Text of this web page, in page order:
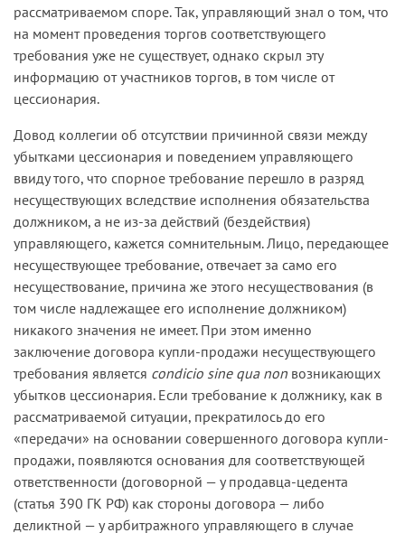
рассматриваемом споре. Так, управляющий знал о том, что
на момент проведения торгов соответствующего
требования уже не существует, однако скрыл эту
информацию от участников торгов, в том числе от
цессионария.
Довод коллегии об отсутствии причинной связи между
убытками цессионария и поведением управляющего
ввиду того, что спорное требование перешло в разряд
несуществующих вследствие исполнения обязательства
должником, а не из-за действий (бездействия)
управляющего, кажется сомнительным. Лицо, передающее
несуществующее требование, отвечает за само его
несуществование, причина же этого несуществования (в
том числе надлежащее его исполнение должником)
никакого значения не имеет. При этом именно
заключение договора купли-продажи несуществующего
требования является condicio sine qua non возникающих
убытков цессионария. Если требование к должнику, как в
рассматриваемой ситуации, прекратилось до его
«передачи» на основании совершенного договора купли-
продажи, появляются основания для соответствующей
ответственности (договорной — у продавца-цедента
(статья 390 ГК РФ) как стороны договора — либо
деликтной — у арбитражного управляющего в случае